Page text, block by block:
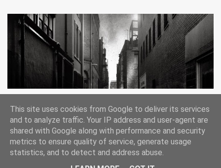
Lee Jeffries
Από το Blogger
This site uses cookies from Google to deliver its services
and to analyze traffic. Your IP address and user-agent are
shared with Google along with performance and security
metrics to ensure quality of service, generate usage
statistics, and to detect and address abuse.